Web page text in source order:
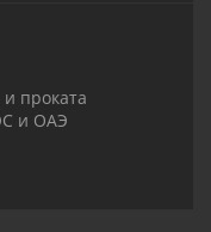
проката
и ОАЭ